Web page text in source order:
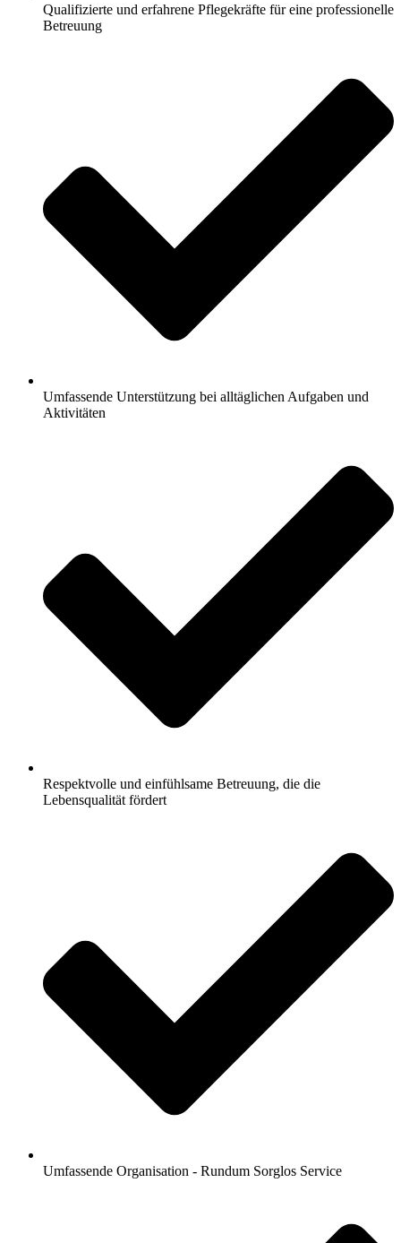
Qualifizierte und erfahrene Pflegekräfte für eine professionelle
Betreuung
Umfassende Unterstützung bei alltäglichen Aufgaben und
Aktivitäten
Respektvolle und einfühlsame Betreuung, die die
Lebensqualität fördert
Umfassende Organisation - Rundum Sorglos Service